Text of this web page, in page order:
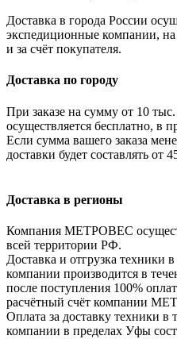
Доставка в города России
экспедиционные компании, на
и за счёт покупателя.
Доставка по городу
При заказе на сумму от 10
осуществляется бесплатно, в
Если сумма вашего заказа
доставки будет составлять от
Доставка в регионы
Компания МЕТРОВЕС
всей территории РФ.
Доставка и отгрузка техники
компании производится в
после поступления 100%
расчётный счёт компании
Оплата за доставку техники
компании в пределах Уфы